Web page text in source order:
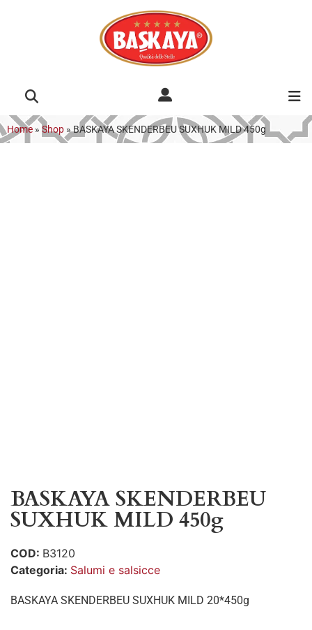
Home » Shop »BASKAYA SKENDERBEU SUXHUK MILD 450g
BASKAYA SKENDERBEU
SUXHUK MILD 450g
COD: B3120
Categoria: Salumi e salsicce
BASKAYA SKENDERBEU SUXHUK MILD 20*450g